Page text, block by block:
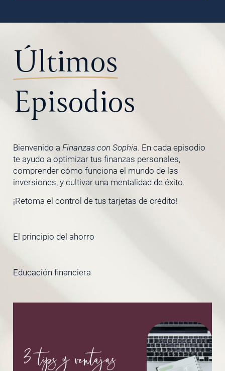
Últimos
Episodios
Bienvenido a Finanzas con Sophia. En cada episodio
te ayudo a optimizar tus finanzas personales,
comprender cómo funciona el mundo de las
inversiones, y cultivar una mentalidad de éxito.
¡Retoma el control de tus tarjetas de crédito!
El principio del ahorro
Educación financiera